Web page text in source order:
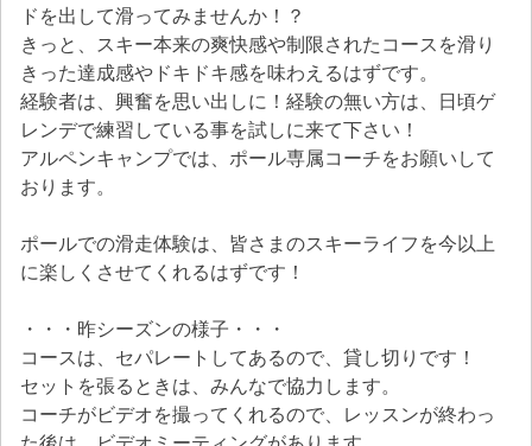
ドを出して滑ってみませんか！？
きっと、スキー本来の爽快感や制限されたコースを滑り
きった達成感やドキドキ感を味わえるはずです。
経験者は、興奮を思い出しに！経験の無い方は、日頃ゲ
レンデで練習している事を試しに来て下さい！
アルペンキャンプでは、ポール専属コーチをお願いして
おります。
ポールでの滑走体験は、皆さまのスキーライフを今以上
に楽しくさせてくれるはずです！
・・・昨シーズンの様子・・・
コースは、セパレートしてあるので、貸し切りです！
セットを張るときは、みんなで協力します。
コーチがビデオを撮ってくれるので、レッスンが終わっ